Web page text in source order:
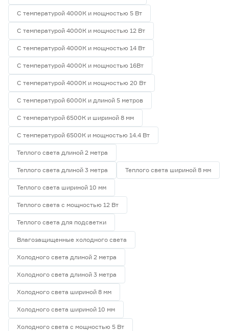
С температурой 4000К и мощностью 5 Вт
С температурой 4000К и мощностью 12 Вт
С температурой 4000К и мощностью 14 Вт
С температурой 4000К и мощностью 16Вт
С температурой 4000К и мощностью 20 Вт
С температурой 6000К и длиной 5 метров
С температурой 6500К и шириной 8 мм
С температурой 6500К и мощностью 14.4 Вт
Теплого света длиной 2 метра
Теплого света длиной 3 метра Теплого света шириной 8 мм
Теплого света шириной 10 мм
Теплого света с мощностью 12 Вт
Теплого света для подсветки
Влагозащищенные холодного света
Холодного света длиной 2 метра
Холодного света длиной 3 метра
Холодного света шириной 8 мм
Холодного света шириной 10 мм
Холодного света с мощностью 5 Вт